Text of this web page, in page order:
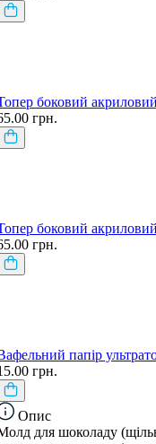
боковий
грн.
боковий
грн.
папір
грн.
Опис
для шоколаду